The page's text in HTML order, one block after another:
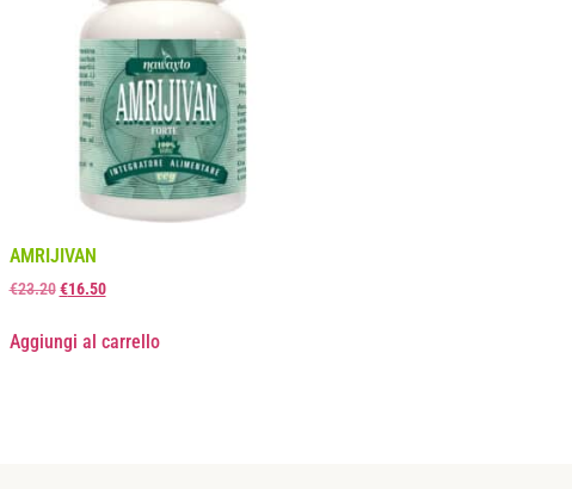
AMRIJIVAN
€23.20 €16.50
Aggiungi al carrello